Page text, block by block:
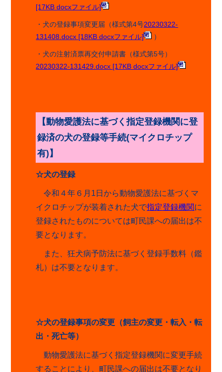
[17KB docxファイル]
・犬の登録事項変更届（様式第4号20230322-
131408.docx [18KB docxファイル]
）
・犬の注射済票再交付申請書（様式第5号）
20230322-131429.docx [17KB docxファイル]
【動物愛護法に基づく指定登録機関に登
録済の犬の登録等手続(マイクロチップ
有) 】
☆犬の登録
令和４年６月 1 日から動物愛護法に基づくマ
イクロチップが装着された犬で指定登録機関に
登録されたものについては町民課への届出は不
要となります。
また、狂犬病予防法に基づく登録手数料（鑑
札）は不要となります。
☆犬の登録事項の変更（飼主の変更・転入・転
出・死亡等）
動物愛護法に基づく指定登録機関に変更手続
することにより、町民課への届出は不要となり